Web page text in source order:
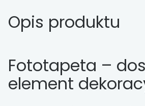
Opis produktu
Fototapeta –
element